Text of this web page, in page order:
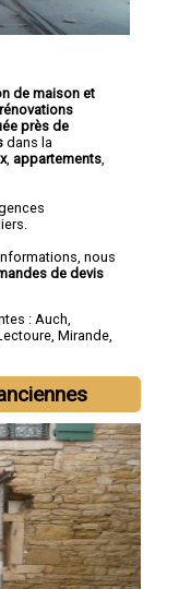
de maison et
rénovations
près de
dans la
, appartements
nous
de devis
: Auch,
, Mirande,